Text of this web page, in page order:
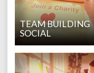
TEAM BUILDING
SOCIAL